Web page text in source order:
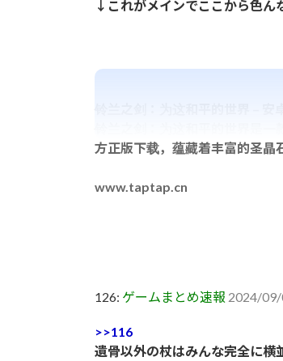
↓これがメインでここから色ん
铃兰之剑：为这和平的世界 – 安
铃兰之剑：为这和平的世界是
方正版下载，蕴藏着丰富的圣
www.taptap.cn
126: ゲームまとめ速報 2024/09/
>>116
遺骨以外の杖はみんな完全に横